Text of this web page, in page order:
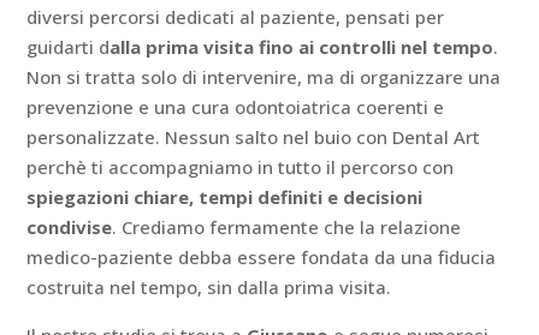
diversi percorsi dedicati al paziente, pensati per
guidarti dalla prima visita fino ai controlli nel tempo.
Non si tratta solo di intervenire, ma di organizzare una
prevenzione e una cura odontoiatrica coerenti e
personalizzate. Nessun salto nel buio con Dental Art
perchè ti accompagniamo in tutto il percorso con
spiegazioni chiare, tempi definiti e decisioni
condivise. Crediamo fermamente che la relazione
medico-paziente debba essere fondata da una fiducia
costruita nel tempo, sin dalla prima visita.